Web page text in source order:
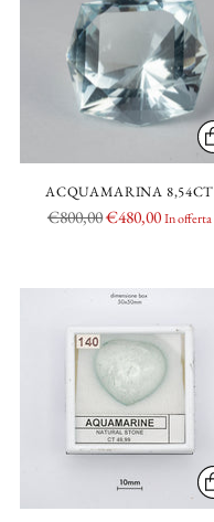
ACQUAMARINA 8,54CT
Prezzo
€800,00€480,00 In offerta